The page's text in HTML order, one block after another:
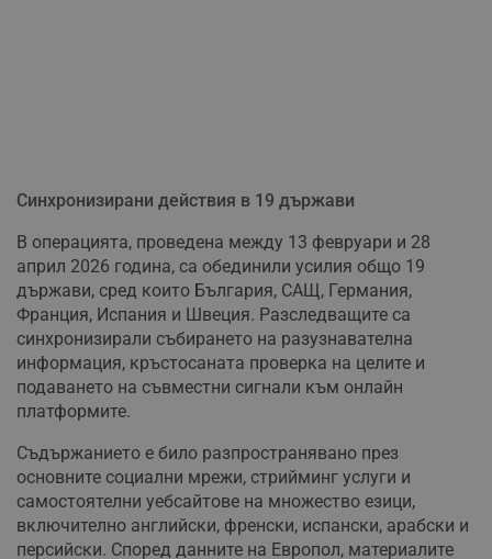
Синхронизирани действия в 19 държави
В операцията, проведена между 13 февруари и 28
април 2026 година, са обединили усилия общо 19
държави, сред които България, САЩ, Германия,
Франция, Испания и Швеция. Разследващите са
синхронизирали събирането на разузнавателна
информация, кръстосаната проверка на целите и
подаването на съвместни сигнали към онлайн
платформите.
Съдържанието е било разпространявано през
основните социални мрежи, стрийминг услуги и
самостоятелни уебсайтове на множество езици,
включително английски, френски, испански, арабски и
персийски. Според данните на Европол, материалите